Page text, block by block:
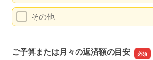
その他
ご予算または月々の返済額の目安